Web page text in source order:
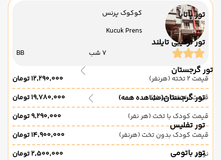
تور پاتایا
تور ترکیبی تایلند
تور گرجستان
تور گرجستان(مشاهده همه)
تور تفلیس
تور باتومی
کوکوک پرنس
Kucuk Prens
7 شب BB
قیمت 2 تخته (هرنفر)
۱۲٬۲۹۰٬۰۰۰ تومان
قیمت 1 تخته (هرنفر)
۱۹٬۷۸۰٬۰۰۰ تومان
قیمت کودک با تخت (هر نفر)
۹٬۲۹۰٬۰۰۰ تومان
قیمت کودک بدون تخت (هرنفر)
۱۴٬۹۰۰٬۰۰۰ تومان
نوزاد
۲٬۵۰۰٬۰۰۰ تومان